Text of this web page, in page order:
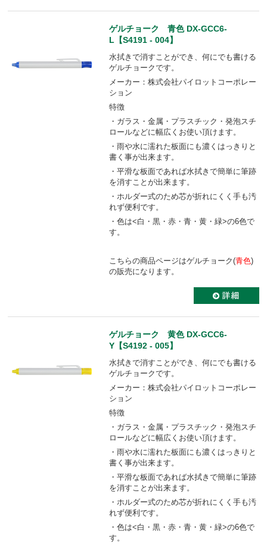
ゲルチョーク 青色 DX-GCC6-
L【S4191 - 004】
水拭きで消すことができ、何にでも書ける
ゲルチョークです。
メーカー：株式会社パイロットコーポレー
ション
特徴
・ガラス・金属・プラスチック・発泡スチ
ロールなどに幅広くお使い頂けます。
・雨や水に濡れた板面にも濃くはっきりと
書く事が出来ます。
・平滑な板面であれば水拭きで簡単に筆跡
を消すことが出来ます。
・ホルダー式のため芯が折れにくく手も汚
れず便利です。
・色は<白・黒・赤・青・黄・緑>の6色で
す。
こちらの商品ページはゲルチョーク(青色)
の販売になります。
ゲルチョーク 黄色 DX-GCC6-
Y【S4192 - 005】
水拭きで消すことができ、何にでも書ける
ゲルチョークです。
メーカー：株式会社パイロットコーポレー
ション
特徴
・ガラス・金属・プラスチック・発泡スチ
ロールなどに幅広くお使い頂けます。
・雨や水に濡れた板面にも濃くはっきりと
書く事が出来ます。
・平滑な板面であれば水拭きで簡単に筆跡
を消すことが出来ます。
・ホルダー式のため芯が折れにくく手も汚
れず便利です。
・色は<白・黒・赤・青・黄・緑>の6色で
す。